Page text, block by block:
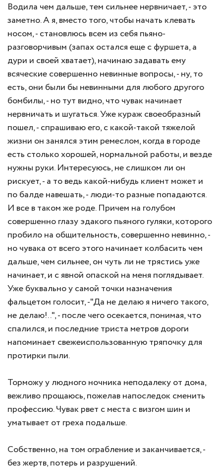
Водила чем дальше, тем сильнее нервничает, - это
заметно. А я, вместо того, чтобы начать клевать
носом, - становлюсь всем из себя пьяно-
разговорчивым (запах остался еще с фуршета, а
дури и своей хватает), начинаю задавать ему
всяческие совершенно невинные вопросы, - ну, то
есть, они были бы невинными для любого другого
бомбилы, - но тут видно, что чувак начинает
нервничать и шугаться. Уже кураж своеобразный
пошел, - спрашиваю его, с какой-такой тяжелой
жизни он занялся этим ремеслом, когда в городе
есть столько хорошей, нормальной работы, и везде
нужны руки. Интересуюсь, не слишком ли он
рискует, - а то ведь какой-нибудь клиент может и
по балде навешать, - люди-то разные попадаются.
И все в таком же роде. Причем на голубом
совершенно глазу эдакого пьяного гуляки, которого
пробило на общительность, совершенно невинно, -
но чувака от всего этого начинает колбасить чем
дальше, чем сильнее, он чуть ли не трястись уже
начинает, и с явной опаской на меня поглядывает.
Уже буквально у самой точки назначения
фальцетом голосит, -"Да не делаю я ничего такого,
не делаю!..", - после чего осекается, понимая, что
спалился, и последние триста метров дороги
напоминает свежеиспользованную тряпочку для
протирки пыли.
Торможу у людного ночника неподалеку от дома,
вежливо прощаюсь, пожелав напоследок сменить
профессию. Чувак рвет с места с визгом шин и
уматывает от греха подальше.
Собственно, на том ограбление и заканчивается, -
без жертв, потерь и разрушений.